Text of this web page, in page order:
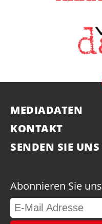
MEDIADATEN
KONTAKT
SENDEN SIE
Abonnieren Sie